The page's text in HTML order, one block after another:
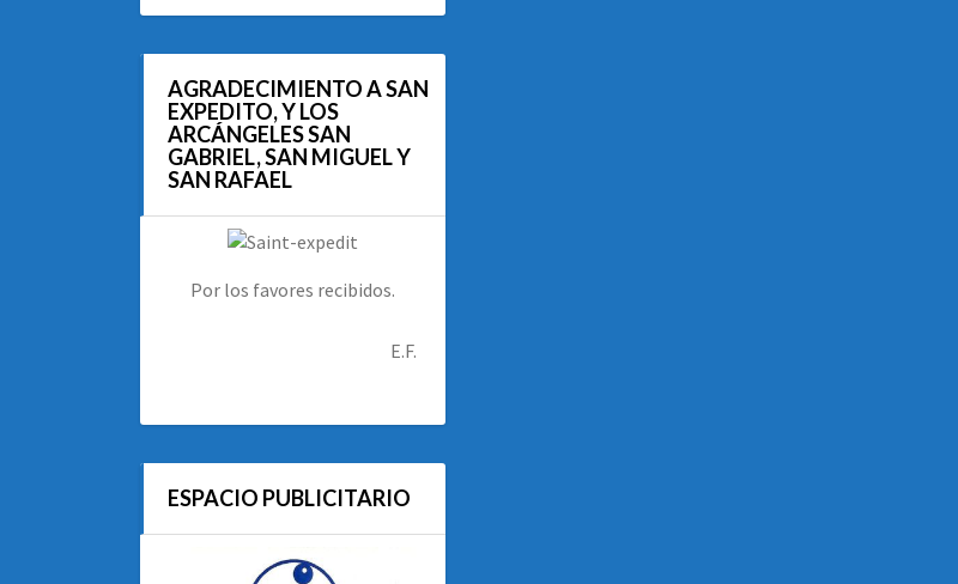
AGRADECIMIENTO A SAN
EXPEDITO, Y LOS
ARCÁNGELES SAN
GABRIEL, SAN MIGUEL Y
SAN RAFAEL
Por los favores recibidos.
E.F.
ESPACIO PUBLICITARIO